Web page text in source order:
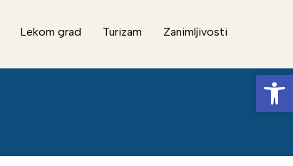
Lekom grad Turizam
Zanimljivosti